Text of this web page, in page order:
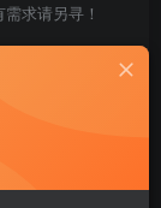
求请另寻！
百度网盘版本问
单》